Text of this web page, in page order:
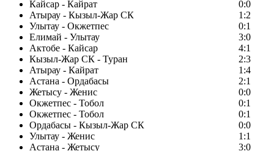
Кайсар - Кайрат
0:0
Атырау - Кызыл-Жар СК
1:2
Улытау - Окжетпес
0:1
Елимай - Улытау
3:0
Актобе - Кайсар
4:1
Кызыл-Жар СК - Туран
2:3
Атырау - Кайрат
1:4
Астана - Ордабасы
2:1
Жетысу - Женис
0:0
Окжетпес - Тобол
0:1
Окжетпес - Тобол
0:1
Ордабасы - Кызыл-Жар СК
0:0
Улытау - Женис
1:1
Астана - Жетысу
3:0